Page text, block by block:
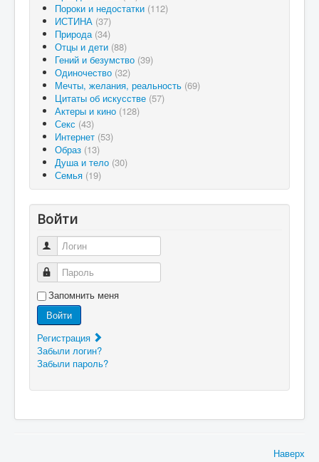
Пороки и недостатки (112)
ИСТИНА (37)
Природа (34)
Отцы и дети (88)
Гений и безумство (39)
Одиночество (32)
Мечты, желания, реальность (69)
Цитаты об искусстве (57)
Актеры и кино (128)
Секс (43)
Интернет (53)
Образ (13)
Душа и тело (30)
Семья (19)
Войти
Логин
Пароль
Запомнить меня
Войти
Регистрация
Забыли логин?
Забыли пароль?
Наверх